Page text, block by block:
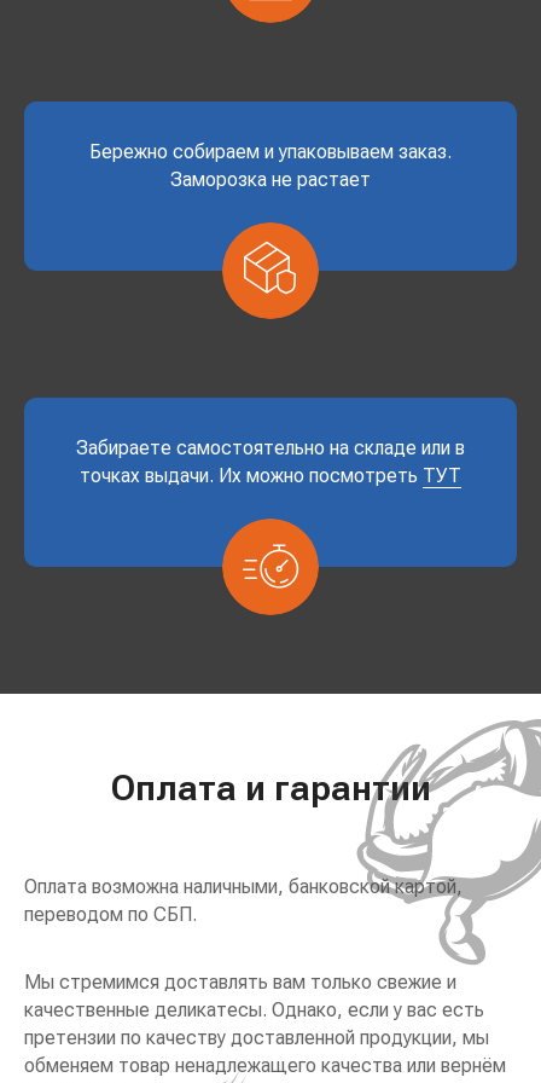
Бережно собираем и упаковываем заказ.
Заморозка не растает
Забираете самостоятельно на складе или в
точках выдачи. Их можно посмотреть ТУТ
Оплата и гарантии
Оплата возможна наличными, банковской картой,
переводом по СБП.
Мы стремимся доставлять вам только свежие и
качественные деликатесы. Однако, если у вас есть
претензии по качеству доставленной продукции, мы
обменяем товар ненадлежащего качества или вернём